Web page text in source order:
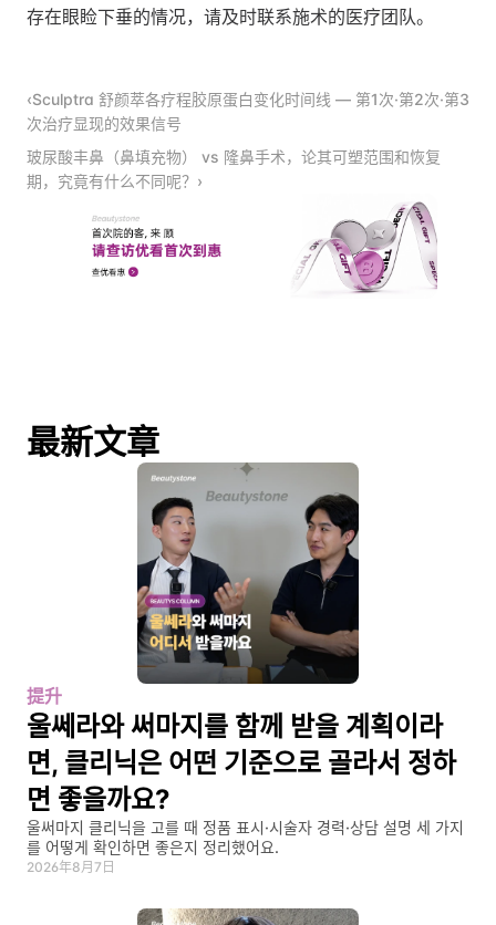
存在眼睑下垂的情况，请及时联系施术的医疗团队。
‹Sculptra 舒颜萃各疗程胶原蛋白变化时间线 — 第1次·第2次·第3
次治疗显现的效果信号
玻尿酸丰鼻（鼻填充物） vs 隆鼻手术，论其可塑范围和恢复
期，究竟有什么不同呢？›
最新文章
提升
울쎄라와 써마지를 함께 받을 계획이라
면, 클리닉은 어떤 기준으로 골라서 정하
면 좋을까요?
울써마지 클리닉을 고를 때 정품 표시·시술자 경력·상담 설명 세 가지
를 어떻게 확인하면 좋은지 정리했어요.
2026年8月7日